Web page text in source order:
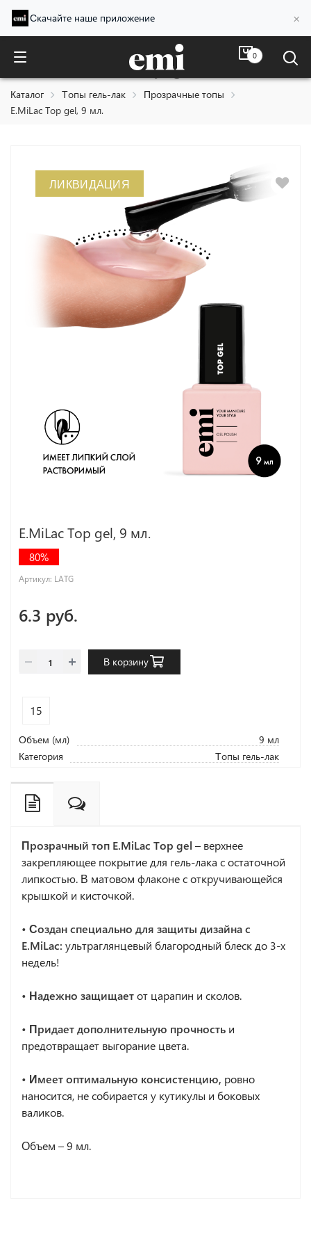
Скачайте наше приложение ×
0
E.MiLac Top gel, 9 мл.
Каталог Топы гель-лак
Прозрачные топы
E.MiLac Top gel, 9 мл.
ЛИКВИДАЦИЯ
E.MiLac Top gel, 9 мл.
80%
Артикул: LATG
6.3 руб.
В корзину
15
Объем (мл)
9 мл
Категория
Топы гель-лак
Прозрачный топ E.MiLac Top gel – верхнее
закрепляющее покрытие для гель-лака с остаточной
липкостью. В матовом флаконе с откручивающейся
крышкой и кисточкой.
• Создан специально для защиты дизайна с
E.MiLac: ультраглянцевый благородный блеск до 3-х
недель!
• Надежно защищаетот царапин и сколов.
• Придает дополнительную прочность и
предотвращает выгорание цвета.
• Имеет оптимальную консистенцию, ровно
наносится, не собирается у кутикулы и боковых
валиков.
Объем – 9 мл.